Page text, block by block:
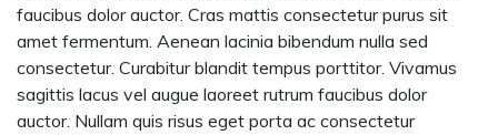
faucibus dolor auctor. Cras mattis consectetur purus sit
amet fermentum. Aenean lacinia bibendum nulla sed
consectetur. Curabitur blandit tempus porttitor. Vivamus
sagittis lacus vel augue laoreet rutrum faucibus dolor
auctor. Nullam quis risus eget porta ac consectetur